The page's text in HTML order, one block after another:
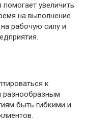
увеличить
на выполнение
рабочую силу и
к
быть гибкими и